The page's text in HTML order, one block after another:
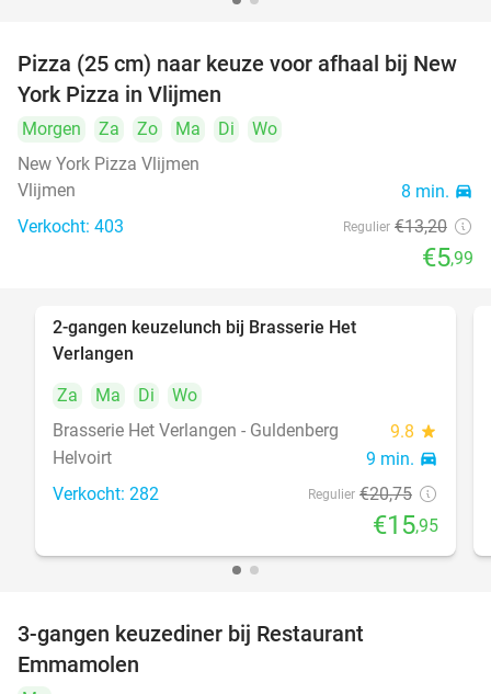
55%
Pizza (25 cm) naar keuze voor afhaal bij New
York Pizza in Vlijmen
Morgen Za Zo Ma Di
Wo
New York Pizza Vlijmen
Vlijmen
8 min. directions_car
Verkocht: 403 Regulier €13,20
€5,99
2-gangen keuzelunch bij Brasserie Het
Verlangen
Za
Ma Di
Wo
Brasserie Het Verlangen - Guldenberg
9.8 star
Helvoirt 9 min. directions_car
Verkocht: 282 Regulier €20,75
€15,95
3-gangen keuzediner bij Restaurant
Emmamolen